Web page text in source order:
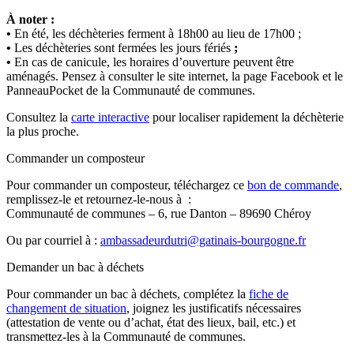
À noter :
• En été, les déchèteries ferment à 18h00 au lieu de 17h00 ;
• Les déchèteries sont fermées les jours fériés ;
• En cas de canicule, les horaires d’ouverture peuvent être
aménagés. Pensez à consulter le site internet, la page Facebook et le
PanneauPocket de la Communauté de communes.
Consultez la carte interactive pour localiser rapidement la déchèterie
la plus proche.
Commander un composteur
Pour commander un composteur, téléchargez ce bon de commande,
remplissez-le et retournez-le-nous à :
Communauté de communes – 6, rue Danton – 89690 Chéroy
Ou par courriel à : ambassadeurdutri@gatinais-bourgogne.fr
Demander un bac à déchets
Pour commander un bac à déchets, complétez la fiche de
changement de situation, joignez les justificatifs nécessaires
(attestation de vente ou d’achat, état des lieux, bail, etc.) et
transmettez-les à la Communauté de communes.